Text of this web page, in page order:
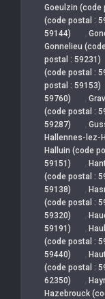
Goeulzin (code
(code postal :
59144)
,
Gonnelieu
postal : 59231)
(code postal :
postal : 59153)
59760)
,
(code postal :
59287)
,
Hallennes-lez-
Halluin (code
59151)
,
(code postal :
59138)
,
(code postal :
59320)
,
59191)
,
(code postal :
59440)
,
(code postal :
62350)
,
Hazebrouck